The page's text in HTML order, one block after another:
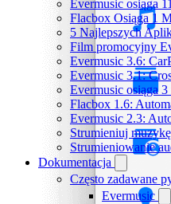
Evermusic osiąga
Flacbox Osiąga 1
5 Najlepszych
Film promocyjny
Evermusic 3.6:
Evermusic 3.1:
Evermusic osiąga
Flacbox 1.6:
Evermusic 2.3:
Strumieniuj
Strumieniowanie
Dokumentacja
Często zadawane
Evermusic